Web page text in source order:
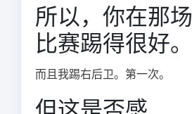
所以，你在那场
比赛踢得很好。
而且我踢右后卫。第一次。